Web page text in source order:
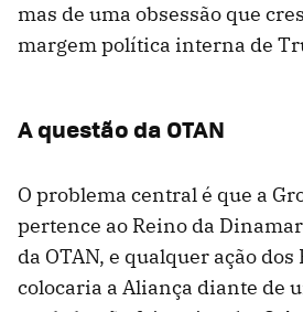
mas de uma obsessão que
margem política interna de
A questão da OTAN
O problema central é que a
pertence ao Reino da
da OTAN, e qualquer ação dos
colocaria a Aliança diante de